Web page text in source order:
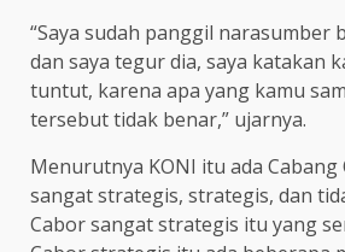
“Saya sudah panggil narasumber
dan saya tegur dia, saya katakan
tuntut, karena apa yang kamu
tersebut tidak benar,” ujarnya.
Menurutnya KONI itu ada Cabang
sangat strategis, strategis, dan
Cabor sangat strategis itu yang